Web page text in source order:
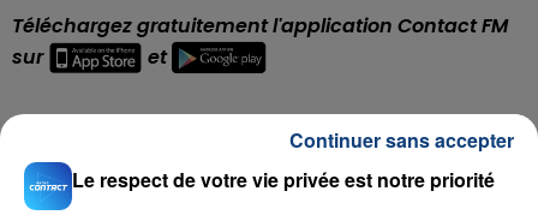
Téléchargez gratuitement l'application Contact FM
sur
et
RADIO CONTACT
Le respect de votre vie privée est notre priorité
Continuer sans accepter